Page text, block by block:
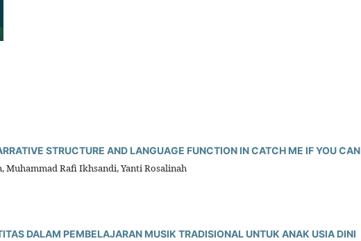
STRUCTURE AND LANGUAGE FUNCTION IN CATCH ME IF YOU CAN
Muhammad Rafi Ikhsandi, Yanti Rosalinah
DALAM PEMBELAJARAN MUSIK TRADISIONAL UNTUK ANAK USIA DINI